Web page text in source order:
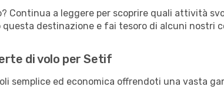
Continua a leggere per scoprire quali attività
questa destinazione e fai tesoro di alcuni nostri
di volo per Setif
semplice ed economica offrendoti una vasta